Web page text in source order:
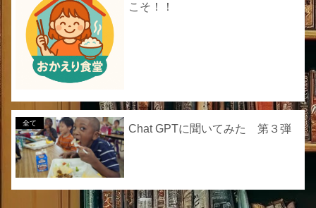
こそ！！
全て Chat GPTに聞いてみた 第３弾